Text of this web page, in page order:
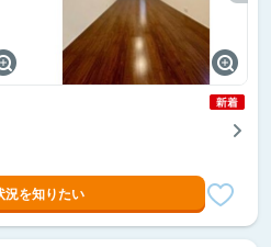
況を知りたい